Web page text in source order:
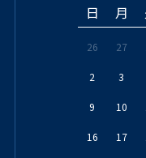
日 月
26 27
2 3
9 10
16 17